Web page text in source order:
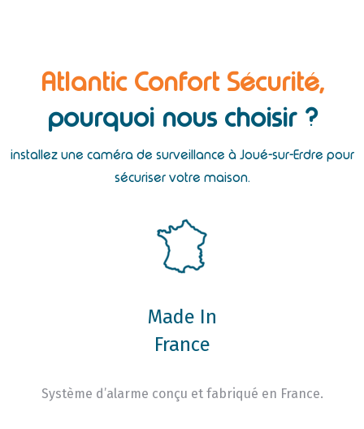
Atlantic Confort Sécurité,
pourquoi nous choisir ?
installez une caméra de surveillance à Joué-sur-Erdre pour
sécuriser votre maison.
Made In
France
Système d’alarme conçu et fabriqué en France.